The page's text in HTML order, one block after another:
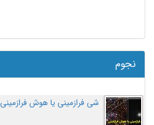
نجوم
شی فرازمینی یا هوش فرازمینی